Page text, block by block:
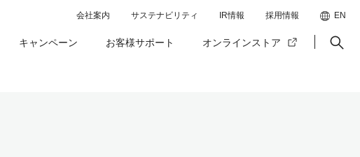
キャンペーン お客様サポート オンラインストア
会社案内 サステナビリティ IR情報 採用情報 EN